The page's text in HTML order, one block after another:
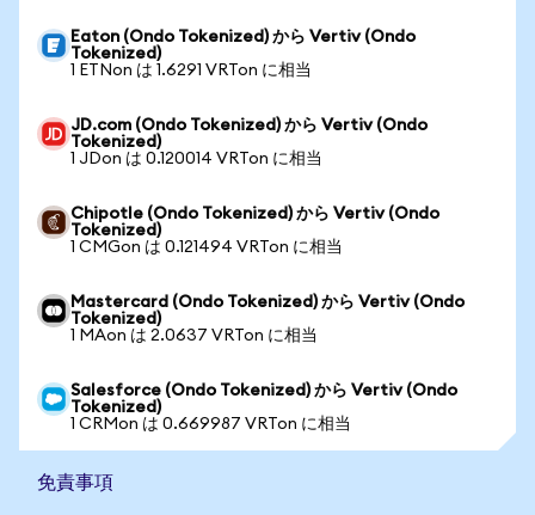
Eaton (Ondo Tokenized) から Vertiv (Ondo
Tokenized)
1 ETNon は 1.6291 VRTon に相当
JD.com (Ondo Tokenized) から Vertiv (Ondo
Tokenized)
1 JDon は 0.120014 VRTon に相当
Chipotle (Ondo Tokenized) から Vertiv (Ondo
Tokenized)
1 CMGon は 0.121494 VRTon に相当
Mastercard (Ondo Tokenized) から Vertiv (Ondo
Tokenized)
1 MAon は 2.0637 VRTon に相当
Salesforce (Ondo Tokenized) から Vertiv (Ondo
Tokenized)
1 CRMon は 0.669987 VRTon に相当
免責事項